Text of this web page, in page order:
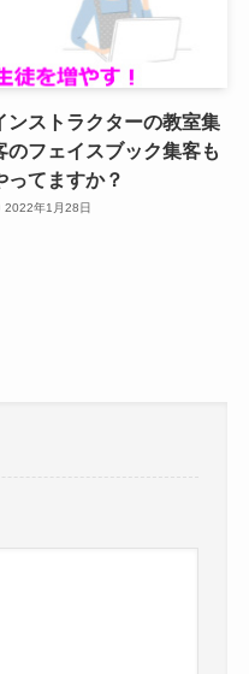
ンストラクターの教室集
のフェイスブック集客も
ってますか？
2022年1月28日